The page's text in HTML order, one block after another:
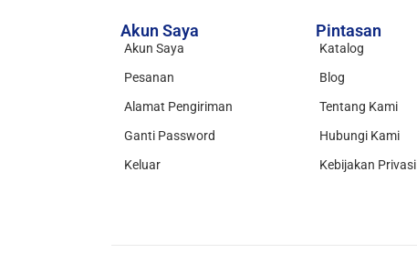
Akun Saya
Akun Saya
Pesanan
Alamat Pengiriman
Ganti Password
Keluar
Pintasan
Katalog
Blog
Tentang Kami
Hubungi Kami
Kebijakan Privasi